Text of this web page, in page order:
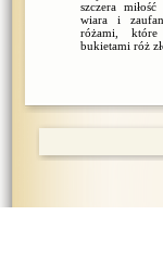
szczera
wiara i
różami,
bukietami róż